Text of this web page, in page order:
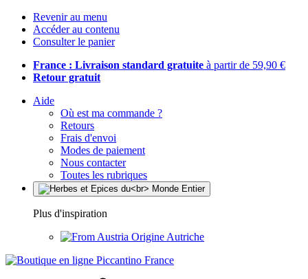
Revenir au menu
Accéder au contenu
Consulter le panier
France : Livraison standard gratuite à partir de 59,90 €
Retour gratuit
Aide
Où est ma commande ?
Retours
Frais d'envoi
Modes de paiement
Nous contacter
Toutes les rubriques
Plus d'inspiration
Origine Autriche